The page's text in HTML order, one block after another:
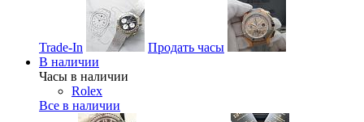
Trade-In
Продать часы
В наличии
Часы в наличии
Rolex
Все в наличии